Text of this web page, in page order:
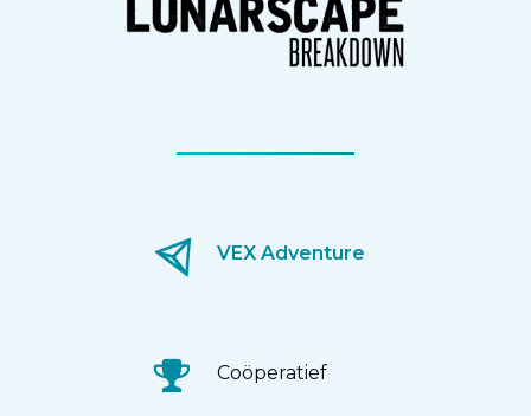
VEX Adventure
Coöperatief